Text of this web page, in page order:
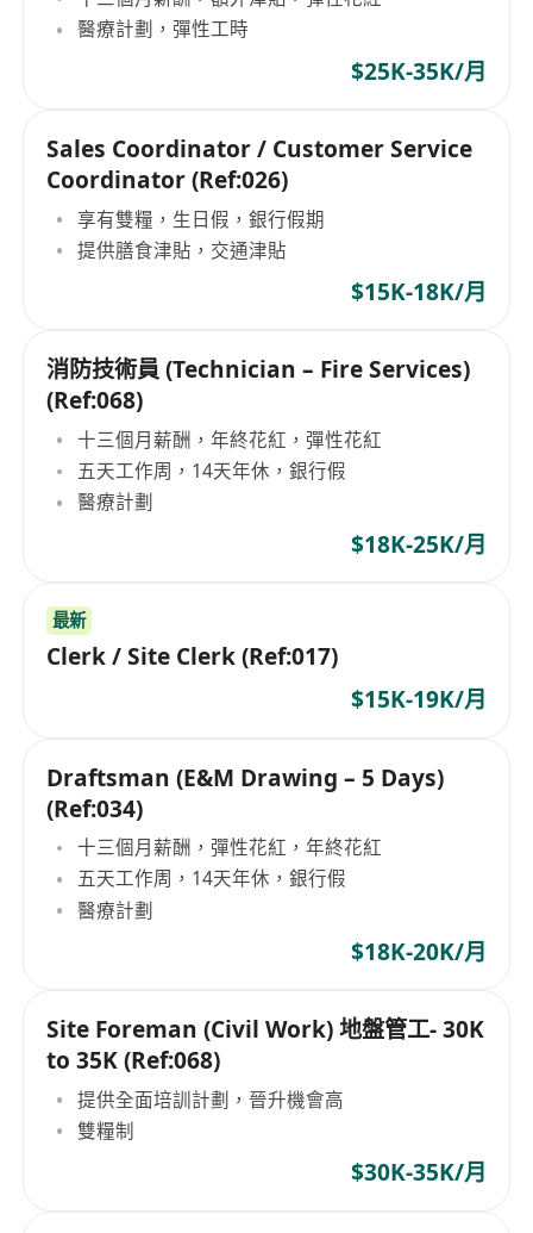
醫療計劃，彈性工時
$25K-35K/月
Sales Coordinator / Customer Service
Coordinator (Ref:026)
享有雙糧，生日假，銀行假期
提供膳食津貼，交通津貼
$15K-18K/月
消防技術員 (Technician – Fire Services)
(Ref:068)
十三個月薪酬，年終花紅，彈性花紅
五天工作周，14天年休，銀行假
醫療計劃
$18K-25K/月
最新
Clerk / Site Clerk (Ref:017)
$15K-19K/月
Draftsman (E&M Drawing – 5 Days)
(Ref:034)
十三個月薪酬，彈性花紅，年終花紅
五天工作周，14天年休，銀行假
醫療計劃
$18K-20K/月
Site Foreman (Civil Work) 地盤管工- 30K
to 35K (Ref:068)
提供全面培訓計劃，晉升機會高
雙糧制
$30K-35K/月